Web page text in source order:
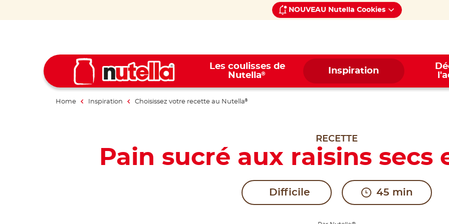
NOUVEAU Nutella Cookies
Les coulisses de
Nutella® Inspiration
Home Inspiration Choisissez votre recette au Nutella®
RECETTE
Pain sucré aux raisins secs
Difficile 45 min